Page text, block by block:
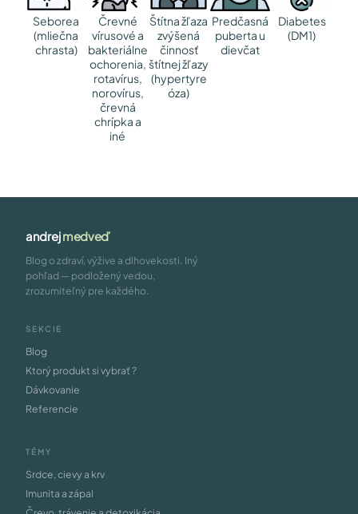
Seborea
(mliečna
chrasta)
Črevné
vírusové a
bakteriálne
ochorenia,
rotavírus,
norovírus,
črevná
chrípka a
iné
Štítna žľaza
zvýšená
činnosť
štítnej žľazy
(hypertyre
óza)
Predčasná
puberta u
dievčat
Diabetes
(DM1)
andrejmedveď
Blog o zdraví, výžive a dlhovekosti. Iný
pohľad — podložený vedou,
zrozumiteľný pre každého.
SEKCIE
Blog
Ktorý produkt si vybrať ?
Dávkovanie
Referencie
TÉMY
Srdce, cievy a krv
Imunita a zápal